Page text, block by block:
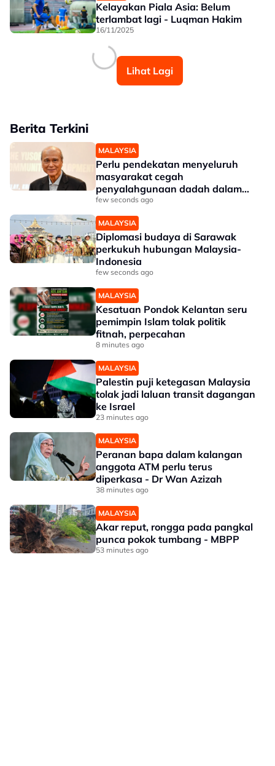
Kelayakan Piala Asia: Belum
terlambat lagi - Luqman Hakim
16/11/2025
Lihat Lagi
Berita Terkini
MALAYSIA
Perlu pendekatan menyeluruh
masyarakat cegah
penyalahgunaan dadah dalam
kalangan kanak-kanak - Lee Lam
Thye
few seconds ago
MALAYSIA
Diplomasi budaya di Sarawak
perkukuh hubungan Malaysia-
Indonesia
few seconds ago
MALAYSIA
Kesatuan Pondok Kelantan seru
pemimpin Islam tolak politik
fitnah, perpecahan
8 minutes ago
MALAYSIA
Palestin puji ketegasan Malaysia
tolak jadi laluan transit dagangan
ke Israel
23 minutes ago
MALAYSIA
Peranan bapa dalam kalangan
anggota ATM perlu terus
diperkasa - Dr Wan Azizah
38 minutes ago
MALAYSIA
Akar reput, rongga pada pangkal
punca pokok tumbang - MBPP
53 minutes ago